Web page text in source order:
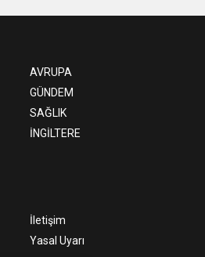
AVRUPA
GÜNDEM
SAĞLIK
İNGİLTERE
İletişim
Yasal Uyarı